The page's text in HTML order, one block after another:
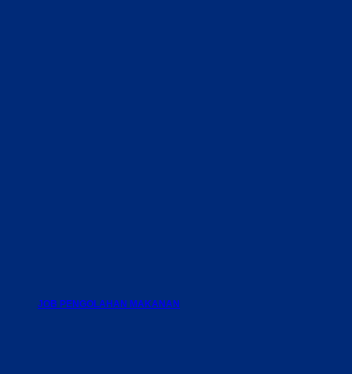
JOB PENGOLAHAN MAKANAN